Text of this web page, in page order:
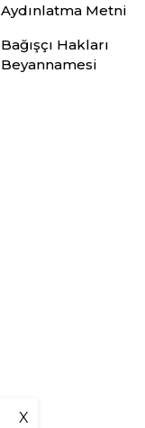
Aydınlatma Metni
Bağışçı Hakları
Beyannamesi
X